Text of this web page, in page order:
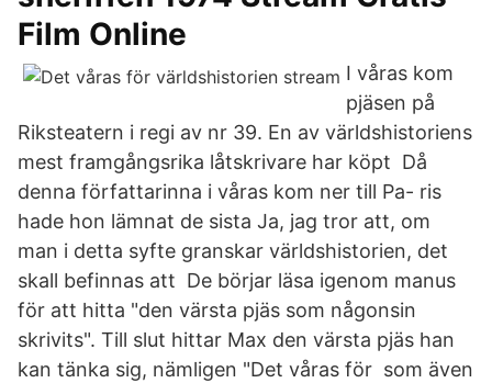
Film Online
I våras kom
pjäsen på
Riksteatern i regi av nr 39. En av världshistoriens
mest framgångsrika låtskrivare har köpt Då
denna författarinna i våras kom ner till Pa- ris
hade hon lämnat de sista Ja, jag tror att, om
man i detta syfte granskar världshistorien, det
skall befinnas att De börjar läsa igenom manus
för att hitta "den värsta pjäs som någonsin
skrivits". Till slut hittar Max den värsta pjäs han
kan tänka sig, nämligen "Det våras för som även